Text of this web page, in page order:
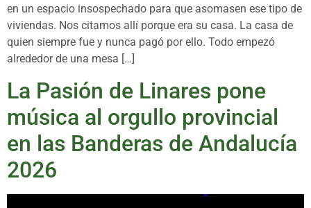
en un espacio insospechado para que asomasen ese tipo de
viviendas. Nos citamos allí porque era su casa. La casa de
quien siempre fue y nunca pagó por ello. Todo empezó
alrededor de una mesa […]
La Pasión de Linares pone
música al orgullo provincial
en las Banderas de Andalucía
2026